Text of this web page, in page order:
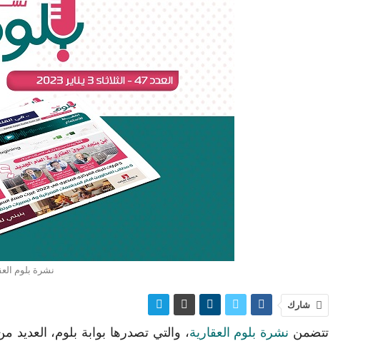
نشرة بلوم
شارك
تتضمن نشرة بلوم العقارية، والتي تصدرها بوابة بلوم،